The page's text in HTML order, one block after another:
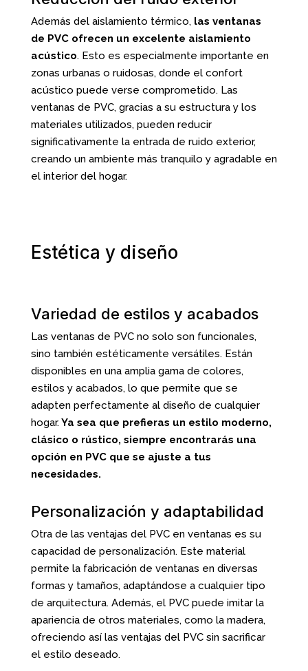
Además del aislamiento térmico, las ventanas
de PVC ofrecen un excelente aislamiento
acústico. Esto es especialmente importante en
zonas urbanas o ruidosas, donde el confort
acústico puede verse comprometido. Las
ventanas de PVC, gracias a su estructura y los
materiales utilizados, pueden reducir
significativamente la entrada de ruido exterior,
creando un ambiente más tranquilo y agradable en
el interior del hogar.
Estética y diseño
Variedad de estilos y acabados
Las ventanas de PVC no solo son funcionales,
sino también estéticamente versátiles. Están
disponibles en una amplia gama de colores,
estilos y acabados, lo que permite que se
adapten perfectamente al diseño de cualquier
hogar. Ya sea que prefieras un estilo moderno,
clásico o rústico, siempre encontrarás una
opción en PVC que se ajuste a tus
necesidades.
Personalización y adaptabilidad
Otra de las ventajas del PVC en ventanas es su
capacidad de personalización. Este material
permite la fabricación de ventanas en diversas
formas y tamaños, adaptándose a cualquier tipo
de arquitectura. Además, el PVC puede imitar la
apariencia de otros materiales, como la madera,
ofreciendo así las ventajas del PVC sin sacrificar
el estilo deseado.